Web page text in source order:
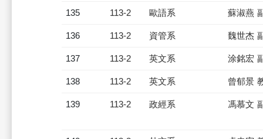
135 113-2 歐語系 蘇淑燕
136 113-2 資管系 魏世杰
137 113-2 英文系 涂銘宏
138 113-2 英文系 曾郁景
139 113-2 政經系 馮慕文